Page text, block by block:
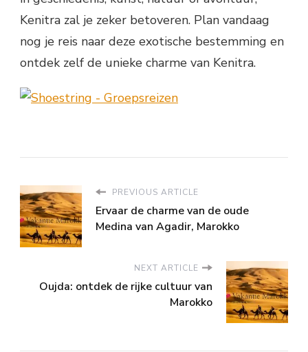
Kenitra zal je zeker betoveren. Plan vandaag
nog je reis naar deze exotische bestemming en
ontdek zelf de unieke charme van Kenitra.
PREVIOUS ARTICLE
Ervaar de charme van de oude
Medina van Agadir, Marokko
NEXT ARTICLE
Oujda: ontdek de rijke cultuur van
Marokko